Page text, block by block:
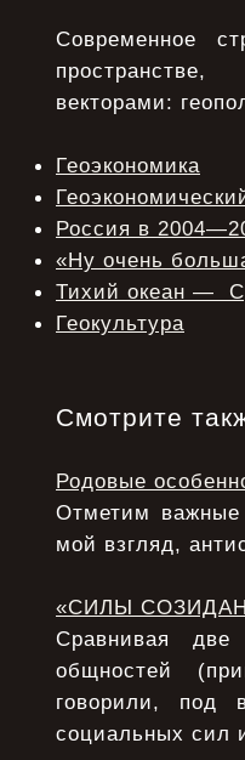
Современное
векторами:
Геоэкономика
Россия в
«Ну очень
Тихий океан —
Геокультура
Смотрите
Родовые
Отметим важные
мой взгляд,
«СИЛЫ
Сравнивая две
общностей
говорили, под
социальных сил